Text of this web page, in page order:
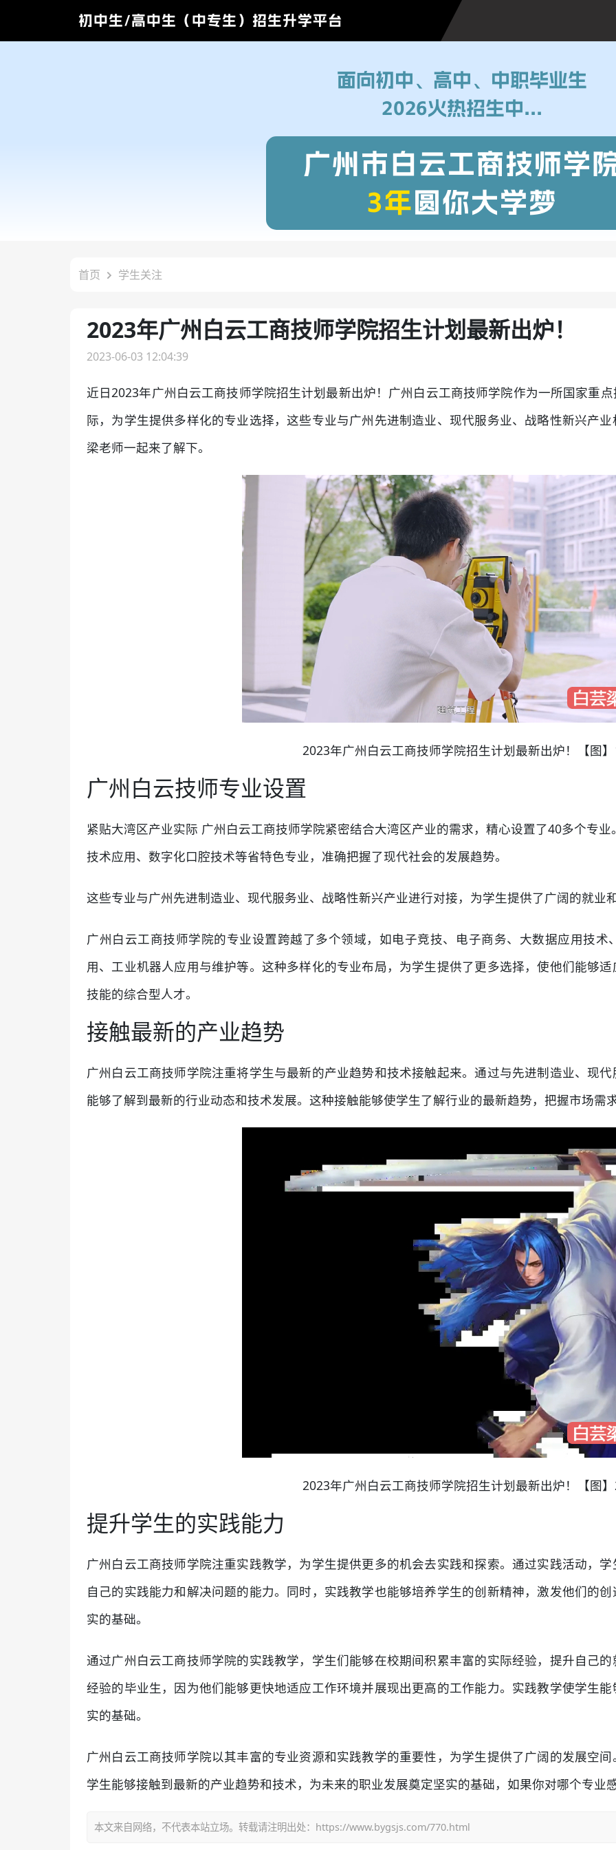
初中生/高中生（中专生）招生升学平台
面向初中、高中、中职毕业生
2026火热招生中...
广州市白云工商技师学
3年圆你大学梦
首页 学生关注
2023年广州白云工商技师学院招生计划最新出炉！
2023-06-03 12:04:39
近日2023年广州白云工商技师学院招生计划最新出炉！广州白云工商技师学院作为一所国家重
际，为学生提供多样化的专业选择，这些专业与广州先进制造业、现代服务业、战略性新兴产
梁老师一起来了解下。
2023年广州白云工商技师学院招生计划最新出炉！【图
广州白云技师专业设置
紧贴大湾区产业实际 广州白云工商技师学院紧密结合大湾区产业的需求，精心设置了40多个专
技术应用、数字化口腔技术等省特色专业，准确把握了现代社会的发展趋势。
这些专业与广州先进制造业、现代服务业、战略性新兴产业进行对接，为学生提供了广阔的就业
广州白云工商技师学院的专业设置跨越了多个领域，如电子竞技、电子商务、大数据应用技
用、工业机器人应用与维护等。这种多样化的专业布局，为学生提供了更多选择，使他们能够
技能的综合型人才。
接触最新的产业趋势
广州白云工商技师学院注重将学生与最新的产业趋势和技术接触起来。通过与先进制造业、现
能够了解到最新的行业动态和技术发展。这种接触能够使学生了解行业的最新趋势，把握市场需
2023年广州白云工商技师学院招生计划最新出炉！【图
提升学生的实践能力
广州白云工商技师学院注重实践教学，为学生提供更多的机会去实践和探索。通过实践活动，
自己的实践能力和解决问题的能力。同时，实践教学也能够培养学生的创新精神，激发他们的
实的基础。
通过广州白云工商技师学院的实践教学，学生们能够在校期间积累丰富的实际经验，提升自己
经验的毕业生，因为他们能够更快地适应工作环境并展现出更高的工作能力。实践教学使学生
实的基础。
广州白云工商技师学院以其丰富的专业资源和实践教学的重要性，为学生提供了广阔的发展空
学生能够接触到最新的产业趋势和技术，为未来的职业发展奠定坚实的基础，如果你对哪个专业
本文来自网络，不代表本站立场。转载请注明出处：https://www.bygsjs.com/770.html